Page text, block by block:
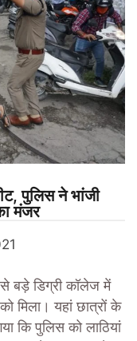
पुलिस ने भांजी
मंजर
बड़े डिग्री कॉलेज में
मिला। यहां छात्रों के
कि पुलिस को लाठियां